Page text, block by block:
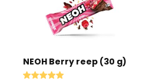
NEOH Berry reep (30 g)